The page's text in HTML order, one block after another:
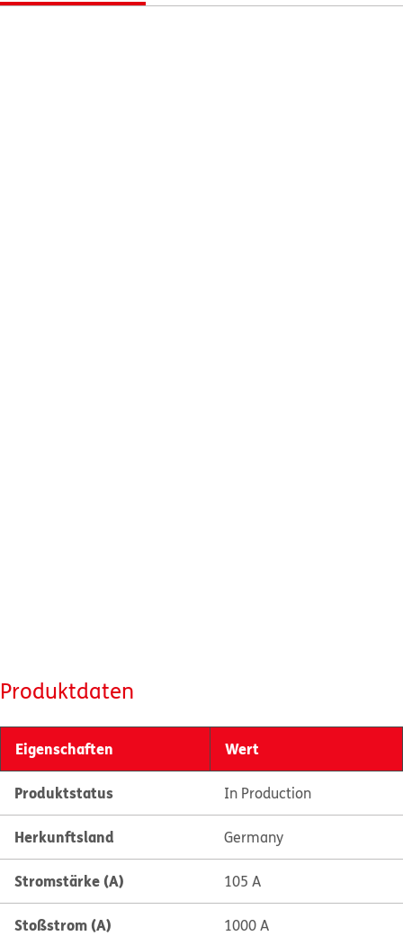
Produktdaten
Eigenschaften Wert
Produktstatus In Production
Herkunftsland Germany
Stromstärke (A) 105 A
Stoßstrom (A) 1000 A